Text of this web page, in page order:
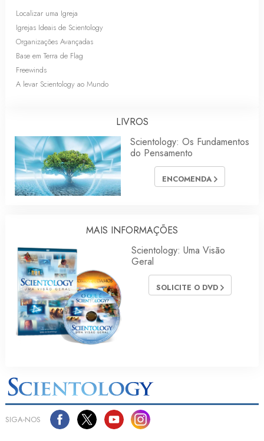
Localizar uma Igreja
Igrejas Ideais de Scientology
Organizações Avançadas
Base em Terra de Flag
Freewinds
A levar Scientology ao Mundo
LIVROS
Scientology: Os Fundamentos
do Pensamento
ENCOMENDA
MAIS INFORMAÇÕES
Scientology: Uma Visão
Geral
SOLICITE O DVD
SIGA‑NOS